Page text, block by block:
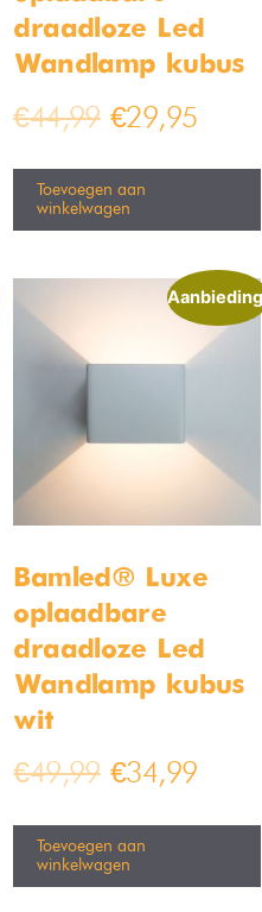
draadloze Led
Wandlamp kubus
€44,99 €29,95
Toevoegen aan
winkelwagen
Bamled® Luxe
oplaadbare
draadloze Led
Wandlamp kubus
wit
€49,99 €34,99
Toevoegen aan
winkelwagen